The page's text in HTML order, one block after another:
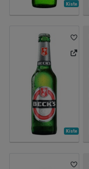
Kiste
Kiste